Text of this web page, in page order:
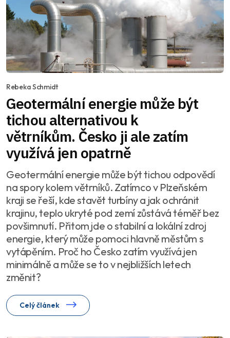
Rebeka Schmidt
Geotermální energie může být
tichou alternativou k
větrníkům. Česko ji ale zatím
využívá jen opatrně
Geotermální energie může být tichou odpovědí
na spory kolem větrníků. Zatímco v Plzeňském
kraji se řeší, kde stavět turbíny a jak ochránit
krajinu, teplo ukryté pod zemí zůstává téměř bez
povšimnutí. Přitom jde o stabilní a lokální zdroj
energie, který může pomoci hlavně městům s
vytápěním. Proč ho Česko zatím využívá jen
minimálně a může se to v nejbližších letech
změnit?
Celý článek